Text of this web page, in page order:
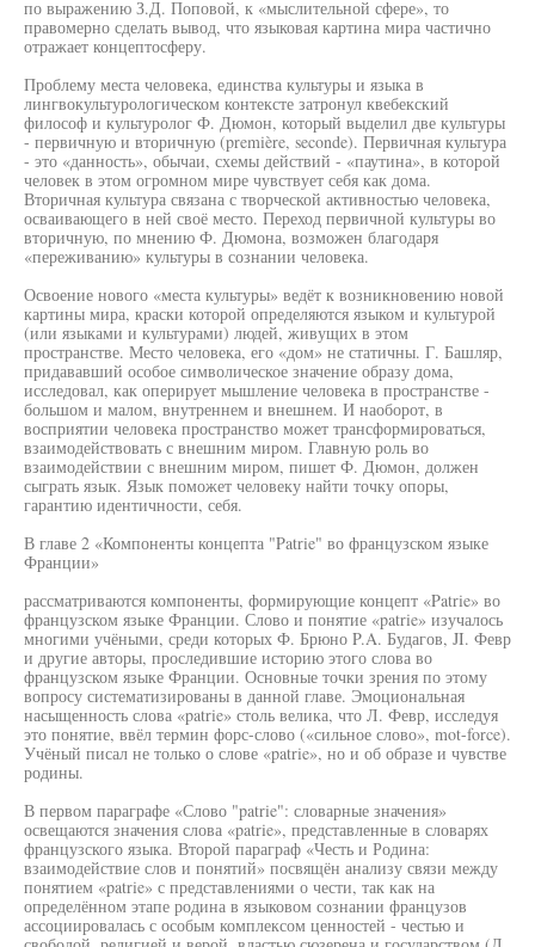
по выражению З.Д. Поповой, к «мыслительной сфере», то
правомерно сделать вывод, что языковая картина мира частично
отражает концептосферу.
Проблему места человека, единства культуры и языка в
лингвокультурологическом контексте затронул квебекский
философ и культуролог Ф. Дюмон, который выделил две культуры
- первичную и вторичную (première, seconde). Первичная культура
- это «данность», обычаи, схемы действий - «паутина», в которой
человек в этом огромном мире чувствует себя как дома.
Вторичная культура связана с творческой активностью человека,
осваивающего в ней своё место. Переход первичной культуры во
вторичную, по мнению Ф. Дюмона, возможен благодаря
«переживанию» культуры в сознании человека.
Освоение нового «места культуры» ведёт к возникновению новой
картины мира, краски которой определяются языком и культурой
(или языками и культурами) людей, живущих в этом
пространстве. Место человека, его «дом» не статичны. Г. Башляр,
придававший особое символическое значение образу дома,
исследовал, как оперирует мышление человека в пространстве -
большом и малом, внутреннем и внешнем. И наоборот, в
восприятии человека пространство может трансформироваться,
взаимодействовать с внешним миром. Главную роль во
взаимодействии с внешним миром, пишет Ф. Дюмон, должен
сыграть язык. Язык поможет человеку найти точку опоры,
гарантию идентичности, себя.
В главе 2 «Компоненты концепта "Patrie" во французском языке
Франции»
рассматриваются компоненты, формирующие концепт «Patrie» во
французском языке Франции. Слово и понятие «patrie» изучалось
многими учёными, среди которых Ф. Брюно P.A. Будагов, JI. Февр
и другие авторы, проследившие историю этого слова во
французском языке Франции. Основные точки зрения по этому
вопросу систематизированы в данной главе. Эмоциональная
насыщенность слова «patrie» столь велика, что Л. Февр, исследуя
это понятие, ввёл термин форс-слово («сильное слово», mot-force).
Учёный писал не только о слове «patrie», но и об образе и чувстве
родины.
В первом параграфе «Слово "patrie": словарные значения»
освещаются значения слова «patrie», представленные в словарях
французского языка. Второй параграф «Честь и Родина:
взаимодействие слов и понятий» посвящён анализу связи между
понятием «patrie» с представлениями о чести, так как на
определённом этапе родина в языковом сознании французов
ассоциировалась с особым комплексом ценностей - честью и